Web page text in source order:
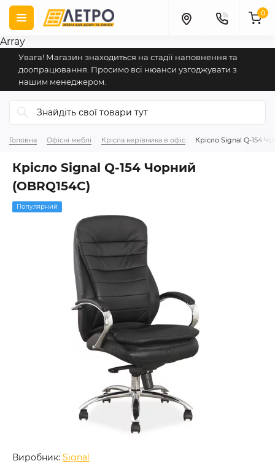
Array
Увага! Магазин знаходиться на стадії наповнення та
доопрацювання. Просимо всі нюанси узгоджувати з
нашим менеджером.
0
Головна Офісні меблі Крісла керівника в офіс Крісло Signal Q-154
Крісло Signal Q-154 Чорний
(OBRQ154C)
Популярний
Виробник: Signal